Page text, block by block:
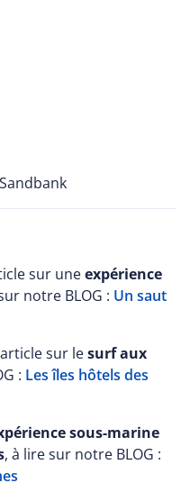
sur uneexpérience
notre BLOG : Un saut
sur lesurf aux
: Les îles hôtels des
sous-marine
, à lire sur notre BLOG :